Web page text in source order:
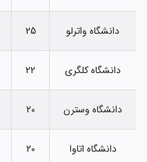
دانشگاه واترلو 25
دانشگاه کلگری 22
دانشگاه وسترن 20
دانشگاه اتاوا 20